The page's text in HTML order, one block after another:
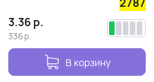
3.36 р.
336р.
В корзину